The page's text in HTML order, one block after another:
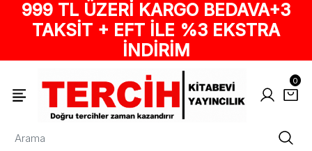
999 TL ÜZERİ KARGO BEDAVA+3
TAKSİT + EFT İLE %3 EKSTRA
İNDİRİM
0